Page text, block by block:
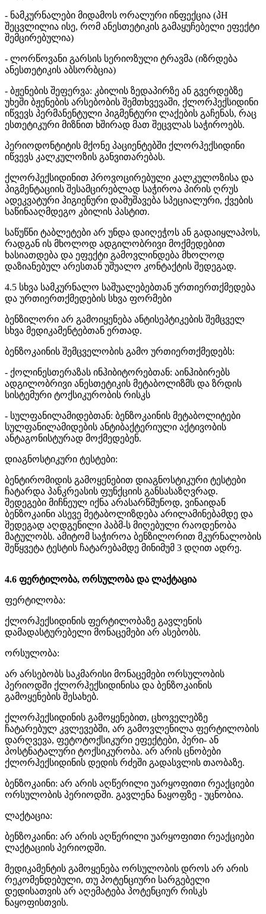
- ნამკურნალები მიდამოს ორალური ინფექცია (პH
შეცვლილია ისე, რომ ანესთეტიკის გამაყუჩებელი ეფექტი
შემცირებულია)
- ლორწოვანი გარსის სერიოზული ტრავმა (იზრდება
ანესთეტიკის აბსორბცია)
- ბჟენების შეფერვა: კბილის ზედაპირზე ან გვერდებზე
უხეში ბჟენების არსებობის შემთხვევაში, ქლორჰექსიდინი
იწვევს პერმანენტული პიგმენტური ლაქების გაჩენას, რაც
ესთეტიკური მიზნით ხშირად მათ შეცვლას საჭიროებს.
პერიოდონტიტის მქონე პაციენტებში ქლორჰექსიდინი
იწვევს კალკულოზის განვითარებას.
ქლორჰექსიდინით პროვოცირებული კალკულოზისა და
პიგმენტაციის შესამცირებლად საჭიროა პირის ღრუს
ადეკვატური ჰიგიენური დამუშავება სპეციალური, ქვების
საწინააღმდეგო კბილის პასტით.
საწუწნი ტაბლეტები არ უნდა დაიღეჭოს ან გადაიყლაპოს,
რადგან ის მხოლოდ ადგილობრივი მოქმედებით
ხასიათდება და ეფექტი გამოვლინდება მხოლოდ
დაზიანებულ არესთან უშუალო კონტაქტის შედეგად.
4.5 სხვა სამკურნალო საშუალებებთან ურთიერთქმედება
და ურთიერთქმედების სხვა ფორმები
ბენზილორი არ გამოიყენება ანტისეპტიკების შემცველ
სხვა მედიკამენტებთან ერთად.
ბენზოკაინის შემცველობის გამო ურთიერთქმედებს:
- ქოლინესთერაზას ინჰიბიტორებთან: აინჰიბირებს
ადგილობრივი ანესთეტიკის მეტაბოლიზმს და ზრდის
სისტემური ტოქსიკურობის რისკს
- სულფანილამიდებთან: ბენზოკაინის მეტაბოლიტები
სულფანილამიდების ანტიბაქტერიული აქტივობის
ანტაგონისტურად მოქმედებენ.
დიაგნოსტიკური ტესტები:
ბენტირომიდის გამოყენებით დიაგნოსტიკური ტესტები
ჩატარდა პანკრეასის ფუნქციის განსასაზღვრად.
შედეგები მიჩნეულ იქნა არასარწმუნოდ, ვინაიდან
ბენზოკაინი ასევე მეტაბოლიზდება არილამინებამდე და
შედეგად აღდგენილი პაბმ-ს მიღებული რაოდენობა
მატულობს. ამიტომ საჭიროა ბენზილორით მკურნალობის
შეწყვეტა ტესტის ჩატარებამდე მინიმუმ 3 დღით ადრე.
4.6 ფერტილობა, ორსულობა და ლაქტაცია
ფერტილობა:
ქლორჰექსიდინის ფერტილობაზე გავლენის
დამადასტურებელი მონაცემები არ ასებობს.
ორსულობა:
არ არსებობს საკმარისი მონაცემები ორსულობის
პერიოდში ქლორჰექსიდინისა და ბენზოკაინის
გამოყენების შესახებ.
ქლორჰექსიდინის გამოყენებით, ცხოველებზე
ჩატარებულ კვლევებში, არ გამოვლენილა ფერტილობის
დარღვევა, ფეტოტოქსიკური ეფექტები, პერი- ან
პოსტნატალური ტოქსიკურობა. არ არის ცნობები
ქლორჰექსიდინის დედის რძეში გადასვლის თაობაზე.
ბენზოკაინი: არ არის აღწერილი უარყოფითი რეაქციები
ორსულობის პერიოდში. გავლენა ნაყოფზე - უცნობია.
ლაქტაცია:
ბენზოკაინი: არ არის აღწერილი უარყოფითი რეაქციები
ლაქტაციის პერიოდში.
მედიკამენტის გამოყენება ორსულობის დროს არ არის
რეკომენდებული, თუ პოტენციური სარგებელი
დედისათვის არ აღემატება პოტენციურ რისკს
ნაყოფისთვის.